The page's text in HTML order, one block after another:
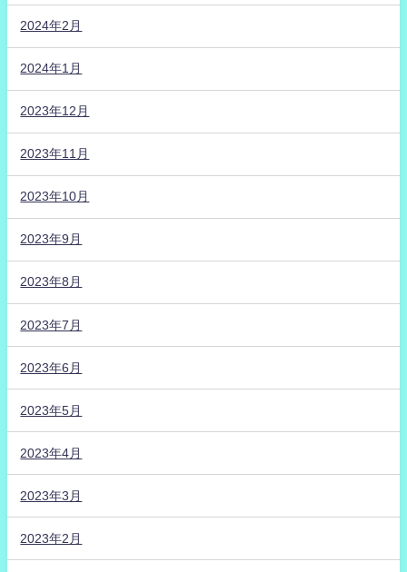
2024年2月
2024年1月
2023年12月
2023年11月
2023年10月
2023年9月
2023年8月
2023年7月
2023年6月
2023年5月
2023年4月
2023年3月
2023年2月